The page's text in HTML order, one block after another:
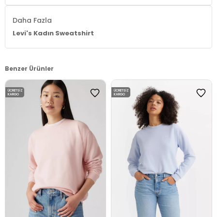
Daha Fazla
Levi's Kadın Sweatshirt
Benzer Ürünler
ÜCRETSIZ
KARGO
ÜCRETSIZ
KARGO